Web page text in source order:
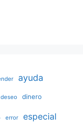
ayuda
deseo dinero
error especial